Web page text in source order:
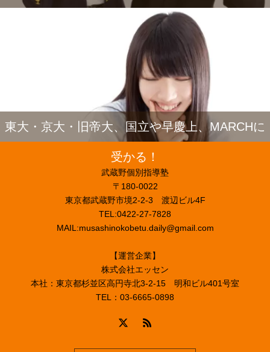
東大・京大・旧帝大、国立や早慶上、MARCHに
受かる！
武蔵野個別指導塾
〒180-0022
東京都武蔵野市境2-2-3 渡辺ビル4F
TEL:0422-27-7828
MAIL:musashinokobetu.daily@gmail.com
【運営企業】
株式会社エッセン
本社：東京都杉並区高円寺北3-2-15 明和ビル401号室
TEL：03-6665-0898